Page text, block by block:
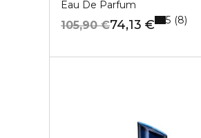
Eau De Parfum
74,13 €
105,90 € 5 8